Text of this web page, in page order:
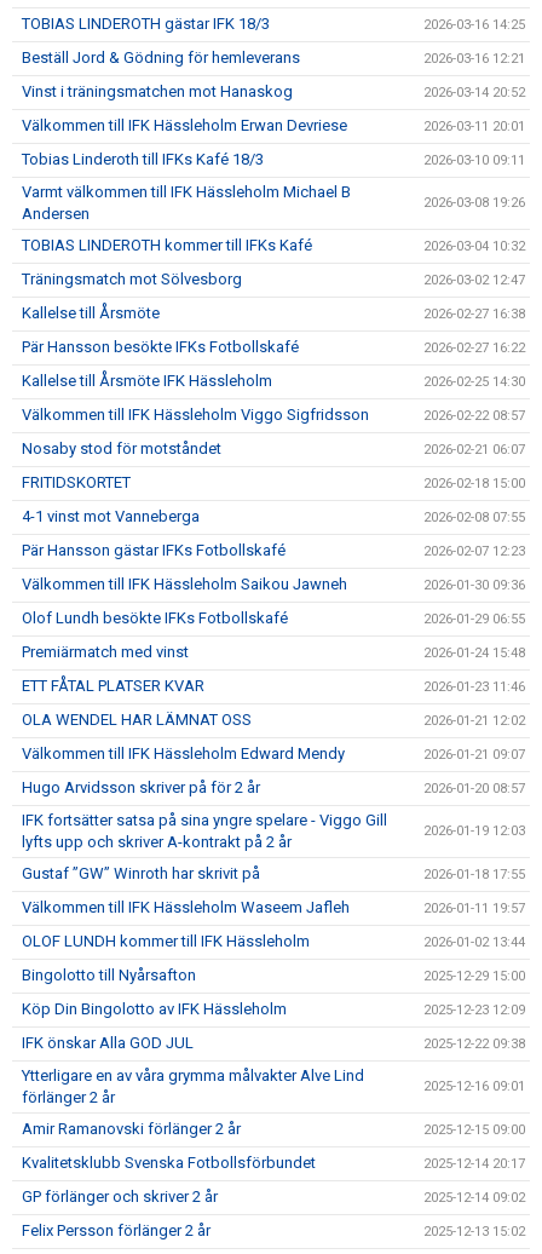
TOBIAS LINDEROTH gästar IFK 18/3 2026-03-16 14:25
Beställ Jord & Gödning för hemleverans 2026-03-16 12:21
Vinst i träningsmatchen mot Hanaskog 2026-03-14 20:52
Välkommen till IFK Hässleholm Erwan Devriese 2026-03-11 20:01
Tobias Linderoth till IFKs Kafé 18/3 2026-03-10 09:11
Varmt välkommen till IFK Hässleholm Michael B
Andersen
2026-03-08 19:26
TOBIAS LINDEROTH kommer till IFKs Kafé 2026-03-04 10:32
Träningsmatch mot Sölvesborg 2026-03-02 12:47
Kallelse till Årsmöte 2026-02-27 16:38
Pär Hansson besökte IFKs Fotbollskafé 2026-02-27 16:22
Kallelse till Årsmöte IFK Hässleholm 2026-02-25 14:30
Välkommen till IFK Hässleholm Viggo Sigfridsson 2026-02-22 08:57
Nosaby stod för motståndet 2026-02-21 06:07
FRITIDSKORTET 2026-02-18 15:00
4-1 vinst mot Vanneberga 2026-02-08 07:55
Pär Hansson gästar IFKs Fotbollskafé 2026-02-07 12:23
Välkommen till IFK Hässleholm Saikou Jawneh 2026-01-30 09:36
Olof Lundh besökte IFKs Fotbollskafé 2026-01-29 06:55
Premiärmatch med vinst 2026-01-24 15:48
ETT FÅTAL PLATSER KVAR 2026-01-23 11:46
OLA WENDEL HAR LÄMNAT OSS 2026-01-21 12:02
Välkommen till IFK Hässleholm Edward Mendy 2026-01-21 09:07
Hugo Arvidsson skriver på för 2 år 2026-01-20 08:57
IFK fortsätter satsa på sina yngre spelare - Viggo Gill
lyfts upp och skriver A-kontrakt på 2 år
2026-01-19 12:03
Gustaf ”GW” Winroth har skrivit på 2026-01-18 17:55
Välkommen till IFK Hässleholm Waseem Jafleh 2026-01-11 19:57
OLOF LUNDH kommer till IFK Hässleholm 2026-01-02 13:44
Bingolotto till Nyårsafton 2025-12-29 15:00
Köp Din Bingolotto av IFK Hässleholm 2025-12-23 12:09
IFK önskar Alla GOD JUL 2025-12-22 09:38
Ytterligare en av våra grymma målvakter Alve Lind
förlänger 2 år
2025-12-16 09:01
Amir Ramanovski förlänger 2 år 2025-12-15 09:00
Kvalitetsklubb Svenska Fotbollsförbundet 2025-12-14 20:17
GP förlänger och skriver 2 år 2025-12-14 09:02
Felix Persson förlänger 2 år 2025-12-13 15:02